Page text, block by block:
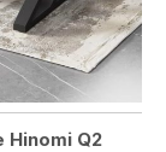
Q2